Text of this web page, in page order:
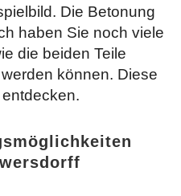
Die Betonung
haben Sie noch viele
die beiden Teile
können. Diese
entdecken.